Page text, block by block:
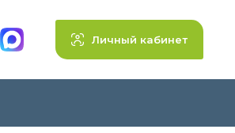
Личный кабинет